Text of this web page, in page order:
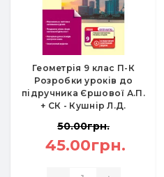
Геометрія 9 клас П-К
Розробки уроків до
підручника Єршової А.П.
+ СК - Кушнір Л.Д.
50.00грн.
45.00грн.